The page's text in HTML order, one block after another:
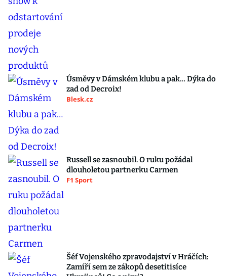
Úsměvy v Dámském klubu a pak… Dýka do
zad od Decroix!
Blesk.cz
Russell se zasnoubil. O ruku požádal
dlouholetou partnerku Carmen
F1 Sport
Šéf Vojenského zpravodajství v Hráčích:
Zamíří sem ze zákopů desetitisíce